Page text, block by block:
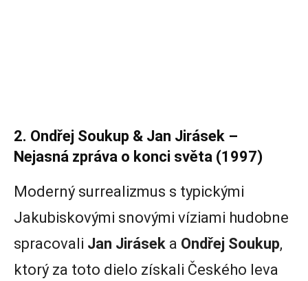
2. Ondřej Soukup & Jan Jirásek –
Nejasná zpráva o konci světa (1997)
Moderný surrealizmus s typickými
Jakubiskovými snovými víziami hudobne
spracovali Jan Jirásek a Ondřej Soukup,
ktorý za toto dielo získali Českého leva